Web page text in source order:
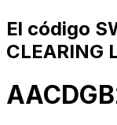
El código
CLEARING